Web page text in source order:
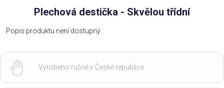
Plechová destička - Skvělou třídní
Popis produktu není dostupný
Vyrobeno ručně v České republice